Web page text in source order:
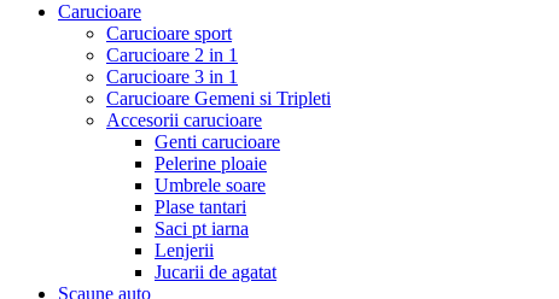
Carucioare
Carucioare sport
Carucioare 2 in 1
Carucioare 3 in 1
Carucioare Gemeni si Tripleti
Accesorii carucioare
Genti carucioare
Pelerine ploaie
Umbrele soare
Plase tantari
Saci pt iarna
Lenjerii
Jucarii de agatat
Scaune auto